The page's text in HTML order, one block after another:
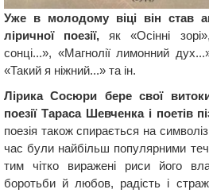
Уже в молодому віці він став
ліричної поезії, як «Осінні
сонці...», «Магнолії лимонний
«Такий я ніжний...» та ін.
Лірика Сосюри бере свої
поезії Тараса Шевченка і поетів
поезія також спирається на
час були найбільш популярними
тим чітко виражені риси його
боротьби й любов, радість і